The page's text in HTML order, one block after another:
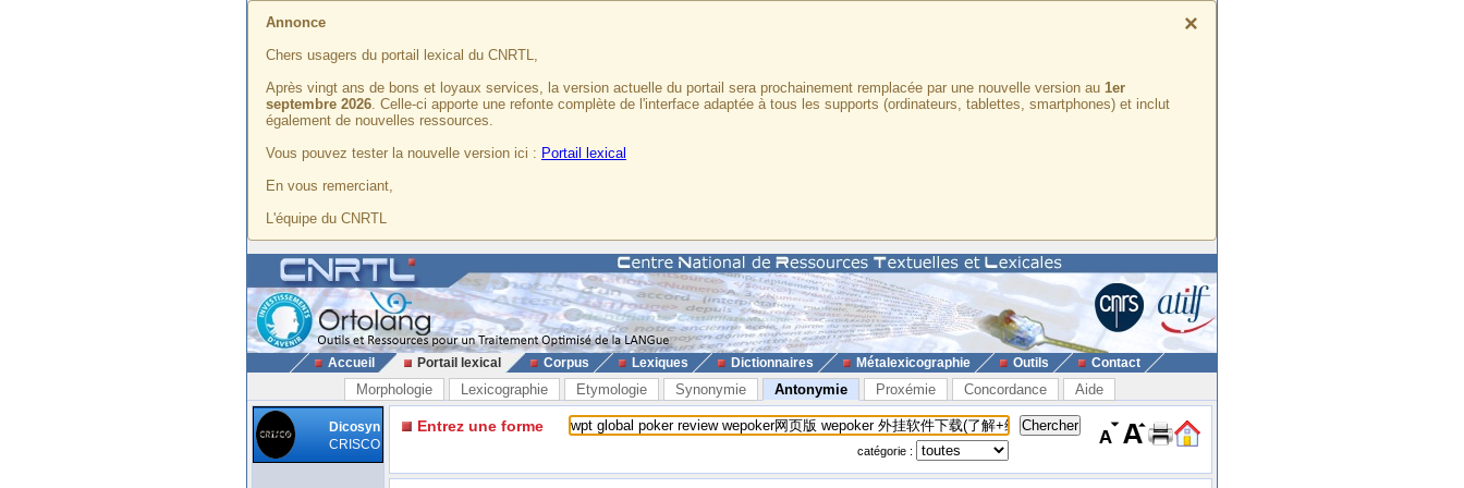
×
Annonce
Chers usagers du portail lexical du CNRTL,
Après vingt ans de bons et loyaux services, la version actuelle du portail sera prochainement remplacée par une nouvelle version au 1er
septembre 2026. Celle-ci apporte une refonte complète de l'interface adaptée à tous les supports (ordinateurs, tablettes, smartphones) et inclut
également de nouvelles ressources.
Vous pouvez tester la nouvelle version ici : Portail lexical
En vous remerciant,
L'équipe du CNRTL
Accueil Portail lexical Corpus Lexiques Dictionnaires Métalexicographie Outils Contact
Morphologie Lexicographie Etymologie Synonymie Antonymie Proxémie Concordance Aide
Dicosyn
CRISCO
Entrez une forme
catégorie :